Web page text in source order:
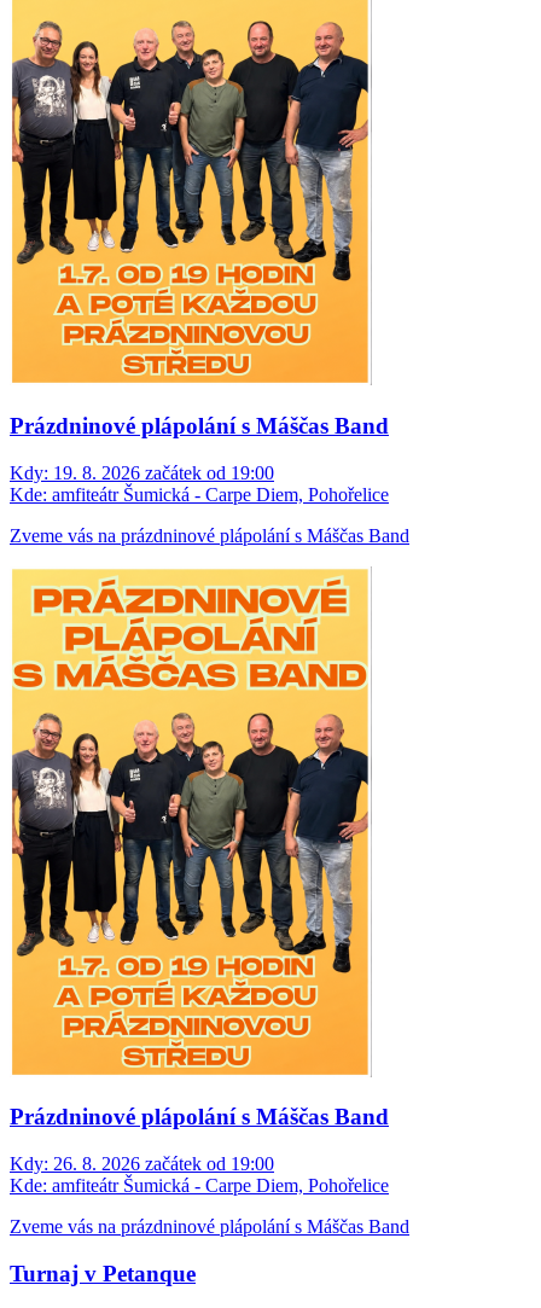
Prázdninové plápolání s Máščas Band
Kdy: 19. 8. 2026 začátek od 19:00
Kde: amfiteátr Šumická - Carpe Diem, Pohořelice
Zveme vás na prázdninové plápolání s Máščas Band
Prázdninové plápolání s Máščas Band
Kdy: 26. 8. 2026 začátek od 19:00
Kde: amfiteátr Šumická - Carpe Diem, Pohořelice
Zveme vás na prázdninové plápolání s Máščas Band
Turnaj v Petanque